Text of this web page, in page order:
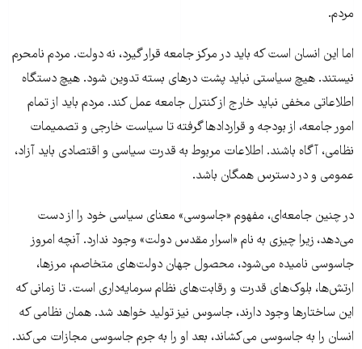
مردم.
اما این انسان است که باید در مرکز جامعه قرار گیرد، نه دولت. مردم نامحرم
نیستند. هیچ سیاستی نباید پشت درهای بسته تدوین شود. هیچ دستگاه
اطلاعاتی مخفی نباید خارج از کنترل جامعه عمل کند. مردم باید از تمام
امور جامعه، از بودجه و قراردادها گرفته تا سیاست خارجی و تصمیمات
نظامی، آگاه باشند. اطلاعات مربوط به قدرت سیاسی و اقتصادی باید آزاد،
عمومی و در دسترس همگان باشد.
در چنین جامعه‌ای، مفهوم «جاسوسی» معنای سیاسی خود را از دست
می‌دهد، زیرا چیزی به نام «اسرار مقدس دولت» وجود ندارد. آنچه امروز
جاسوسی نامیده می‌شود، محصول جهان دولت‌های متخاصم، مرزها،
ارتش‌ها، بلوک‌های قدرت و رقابت‌های نظام سرمایه‌داری است. تا زمانی که
این ساختارها وجود دارند، جاسوس نیز تولید خواهد شد. همان نظامی که
انسان را به جاسوسی می‌کشاند، بعد او را به جرم جاسوسی مجازات می‌کند.